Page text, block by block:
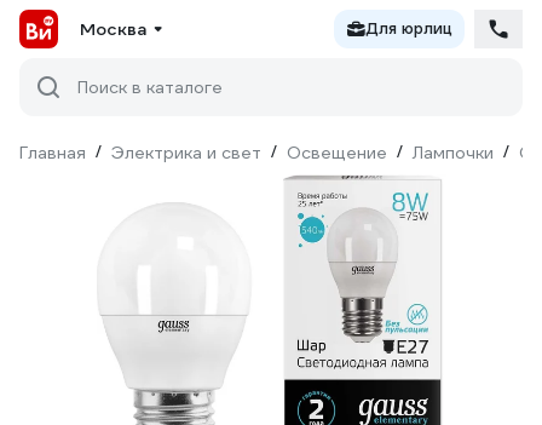
Москва Для юрлиц
Поиск в каталоге
Главная / Электрика и свет / Освещение / Лампочки /